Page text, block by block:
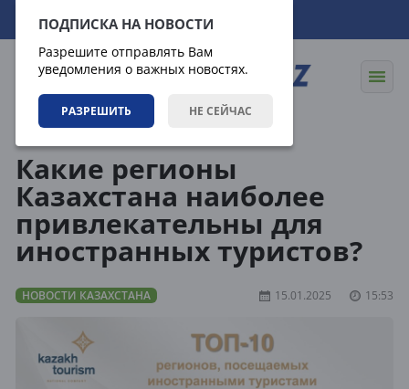
ПОДПИСКА НА НОВОСТИ
Разрешите отправлять Вам
уведомления о важных новостях.
РАЗРЕШИТЬ НЕ СЕЙЧАС
10.08.2026 13:24:19
Какие регионы
Казахстана наиболее
привлекательны для
иностранных туристов?
НОВОСТИ КАЗАХСТАНА 15.01.2025 15:53